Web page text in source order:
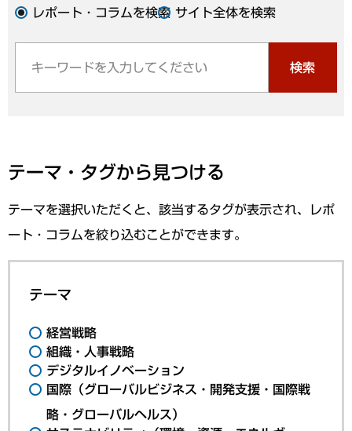
レポート・コラムを検索 サイト全体を検索
検索
テーマ・タグから見つける
テーマを選択いただくと、該当するタグが表示され、レポ
ート・コラムを絞り込むことができます。
テーマ
経営戦略
組織・人事戦略
デジタルイノベーション
国際（グローバルビジネス・開発支援・国際戦
略・グローバルヘルス）